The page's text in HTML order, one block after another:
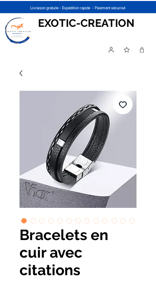
Livraison gratuite - Expédition rapide - Paiement sécurisé
EXOTIC-CREATION
Bracelets en
cuir avec
citations